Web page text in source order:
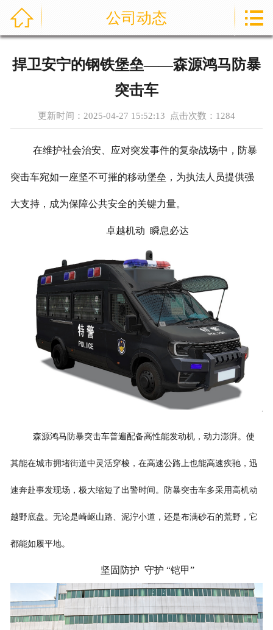
成功案例
资讯中心
售后服务
联系我们
 公司动态 
捍卫安宁的钢铁堡垒——森源鸿马防暴
突击车
更新时间：2025-04-27 15:52:13 点击次数： 1284
在维护社会治安、应对突发事件的复杂战场中，防暴
突击车宛如一座坚不可摧的移动堡垒，为执法人员提供强
大支持，成为保障公共安全的关键力量。
卓越机动 瞬息必达
森源鸿马防暴突击车普遍配备高性能发动机，动力澎湃。使
其能在城市拥堵街道中灵活穿梭，在高速公路上也能高速疾驰，迅
速奔赴事发现场，极大缩短了出警时间。防暴突击车多采用高机动
越野底盘。无论是崎岖山路、泥泞小道，还是布满砂石的荒野，它
都能如履平地。
坚固防护 守护 “铠甲”